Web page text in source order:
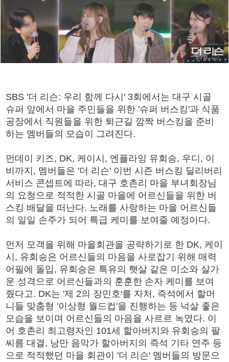
SBS '더 리슨: 우리 함께 다시' 3회에서는 대구 시골
슈퍼 앞에서 마을 주민들을 위한 '슈퍼 버스킹'과 식품
공장에서 직원들을 위한 퇴근길 깜짝 버스킹을 준비
하는 멤버들의 모습이 그려진다.
먼데이 키즈, DK, 케이시, 엔플라잉 유회승, 우디, 이
비까지, 멤버들은 '더 리슨' 이번 시즌 버스킹 딜리버리
서비스 콘셉트에 따라, 대구 호촌리 마을 부녀회장님
의 요청으로 적적한 시골 마을에 어르신들을 위한 버
스킹 배달을 떠난다. 노래를 사랑하는 마을 어르신들
의 일일 손주가 되어 특급 케미를 보여줄 예정이다.
먼저 모객을 위해 마을회관을 공략하기로 한 DK, 케이
시, 유회승은 어르신들의 마음을 사로잡기 위해 매력
어필에 돌입, 유회승은 특유의 햇살 같은 미소와 살가
운 성격으로 어르신들과의 훈훈한 손자 케미를 보여
줬다고. DK는 '제 2의 장민호'를 자처, 즉석에서 할머
니들 맞춤형 '이상형 월드컵'을 진행하는 등 넉살 좋은
모습을 보이며 어르신들의 마음을 사르르 녹였다. 이
어 호촌리 최고령자인 101세 할아버지와 유회승의 팔
씨름 대결, 낭만 음악가 할아버지의 즉석 기타 연주 등
으로 적적했던 마을 회관이 '더 리슨' 멤버들의 방문으